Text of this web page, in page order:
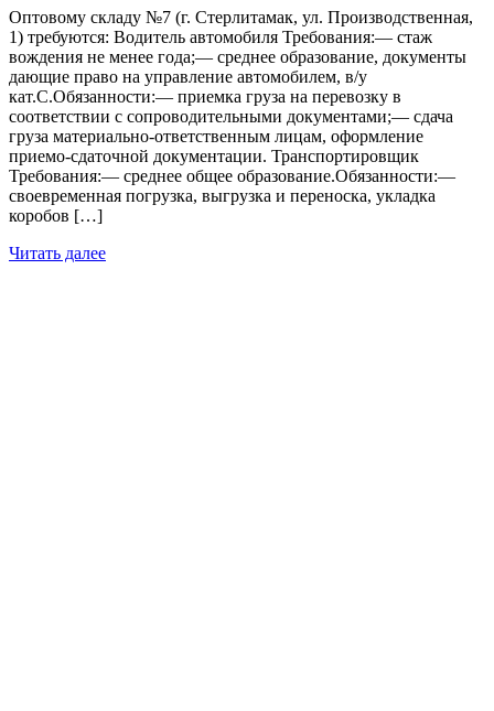
Оптовому складу №7 (г. Стерлитамак, ул. Производственная,
1) требуются: Водитель автомобиля Требования:— стаж
вождения не менее года;— среднее образование, документы
дающие право на управление автомобилем, в/у
кат.С.Обязанности:— приемка груза на перевозку в
соответствии с сопроводительными документами;— сдача
груза материально-ответственным лицам, оформление
приемо-сдаточной документации. Транспортировщик
Требования:— среднее общее образование.Обязанности:—
своевременная погрузка, выгрузка и переноска, укладка
коробов […]
Читать далее